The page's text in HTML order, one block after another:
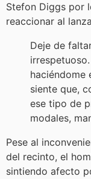
Stefon Diggs por
reaccionar al
Deje de
haciéndome
siente que,
ese tipo de
modales,
Pese al
del recinto, el
sintiendo afecto